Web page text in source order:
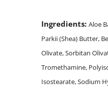
Ingredients: Aloe
Parkii (Shea) Butter,
Olivate, Sorbitan
Tromethamine,
Isostearate, Sodium